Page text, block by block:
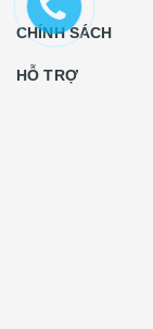
CHÍNH SÁCH
HỖ TRỢ